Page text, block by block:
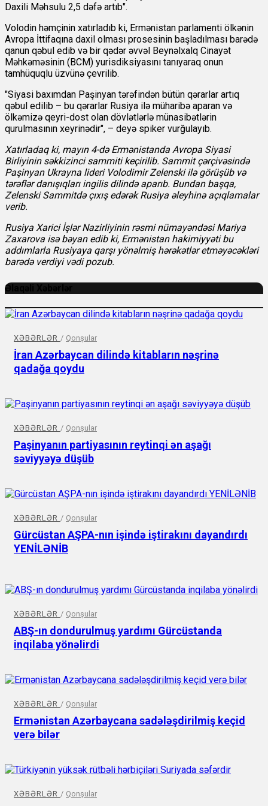
Daxili Məhsulu 2,5 dəfə artıb".
Volodin həmçinin xatırladıb ki, Ermənistan parlamenti ölkənin
Avropa İttifaqına daxil olması prosesinin başladılması barədə
qanun qəbul edib və bir qədər əvvəl Beynəlxalq Cinayət
Məhkəməsinin (BCM) yurisdiksiyasını tanıyaraq onun
tamhüquqlu üzvünə çevrilib.
"Siyasi baxımdan Paşinyan tərəfindən bütün qərarlar artıq
qəbul edilib – bu qərarlar Rusiya ilə müharibə aparan və
ölkəmizə qeyri-dost olan dövlətlərlə münasibətlərin
qurulmasının xeyrinədir", – deyə spiker vurğulayıb.
Xatırladaq ki, mayın 4-də Ermənistanda Avropa Siyasi
Birliyinin səkkizinci sammiti keçirilib. Sammit çərçivəsində
Paşinyan Ukrayna lideri Volodimir Zelenski ilə görüşüb və
tərəflər danışıqları ingilis dilində aparıb. Bundan başqa,
Zelenski Sammitdə çıxış edərək Rusiya əleyhinə açıqlamalar
verib.
Rusiya Xarici İşlər Nazirliyinin rəsmi nümayəndəsi Mariya
Zaxarova isə bəyan edib ki, Ermənistan hakimiyyəti bu
addımlarla Rusiyaya qarşı yönəlmiş hərəkətlər etməyəcəkləri
barədə verdiyi vədi pozub.
Əlaqəli Xəbərlər
XƏBƏRLƏR / Qonşular
İran Azərbaycan dilində kitabların nəşrinə
qadağa qoydu
XƏBƏRLƏR / Qonşular
Paşinyanın partiyasının reytinqi ən aşağı
səviyyəyə düşüb
XƏBƏRLƏR / Qonşular
Gürcüstan AŞPA-nın işində iştirakını dayandırdı
YENİLƏNİB
XƏBƏRLƏR / Qonşular
ABŞ-ın dondurulmuş yardımı Gürcüstanda
inqilaba yönəlirdi
XƏBƏRLƏR / Qonşular
Ermənistan Azərbaycana sadələşdirilmiş keçid
verə bilər
XƏBƏRLƏR / Qonşular